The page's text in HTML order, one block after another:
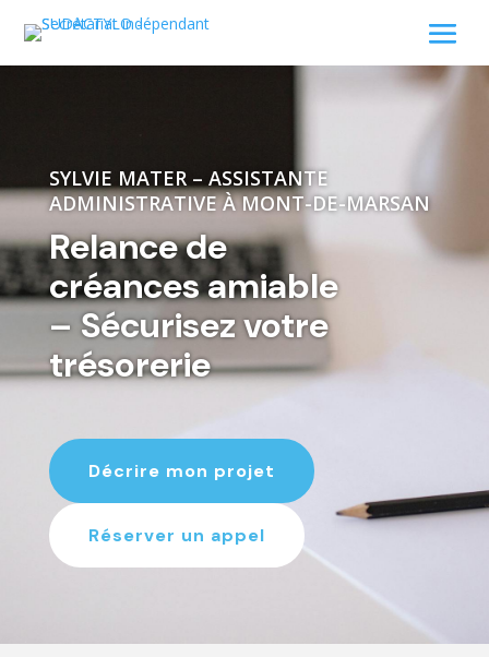
SYLVIE MATER – ASSISTANTE
ADMINISTRATIVE À MONT-DE-MARSAN
Relance de
créances amiable
– Sécurisez votre
trésorerie
Décrire mon projet
Réserver un appel